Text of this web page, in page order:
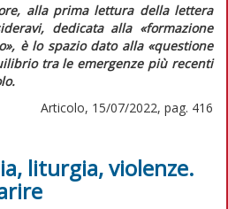
alla prima lettura della lettera
, dedicata alla «formazione
è lo spazio dato alla «questione
tra le emergenze più recenti
Articolo, 15/07/2022, pag. 416
liturgia, violenze.